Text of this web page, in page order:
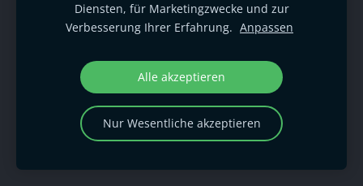
Diensten, für Marketingzwecke und zur
Verbesserung Ihrer Erfahrung. Anpassen
Alle akzeptieren
Nur Wesentliche akzeptieren